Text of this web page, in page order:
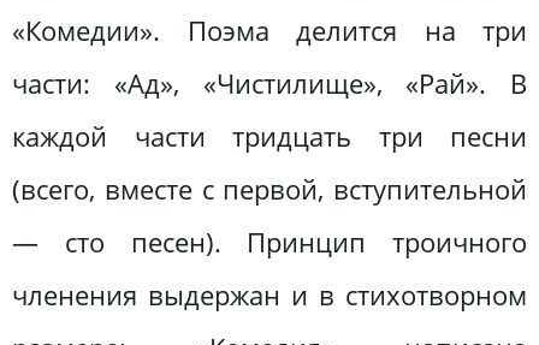
«Комедии». Поэма делится на три
части: «Ад», «Чистилище», «Рай». В
каждой части тридцать три песни
(всего, вместе с первой, вступительной
— сто песен). Принцип троичного
членения выдержан и в стихотворном